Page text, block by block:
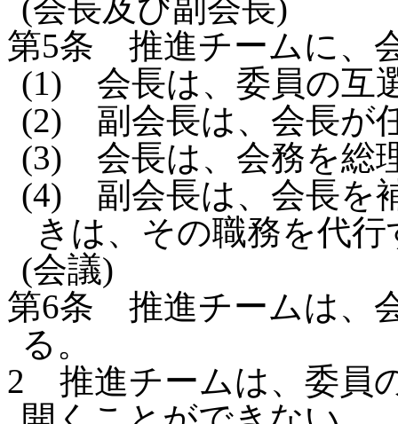
(会長及び副会長)
第5条 推進チームに、
(1) 会長は、委員の互
(2) 副会長は、会長が
(3) 会長は、会務を総
(4) 副会長は、会長を
きは、その職務を代行
(会議)
第6条 推進チームは、
る。
2 推進チームは、委員